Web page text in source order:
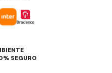
SEGURO